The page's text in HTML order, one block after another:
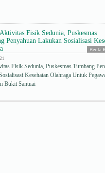
Berita
Fisik Sedunia, Puskesmas Tumbang
Kesehatan Olahraga Untuk
Bukit Santuai